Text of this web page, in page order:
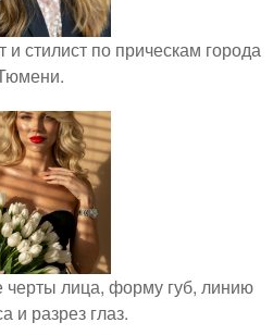
стилист по прическам города
лица, форму губ, линию
и разрез глаз.